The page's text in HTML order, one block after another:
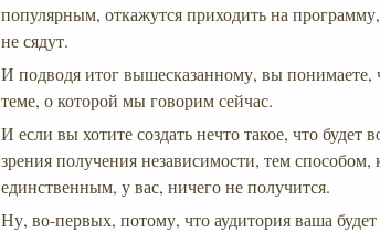
популярным, откажутся приходить на
не сядут.
И подводя итог вышесказанному, вы понимаете,
теме, о которой мы говорим сейчас.
И если вы хотите создать нечто такое, что
зрения получения независимости, тем способом,
единственным, у вас, ничего не получится.
Ну, во-первых, потому, что аудитория ваша